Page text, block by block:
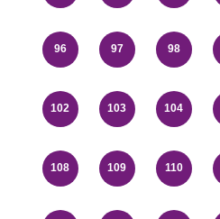
96 97 98
102 103 104
108 109 110